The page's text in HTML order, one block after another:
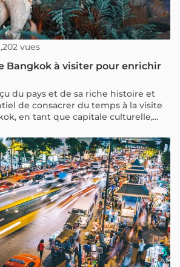
vues
Bangkok à visiter pour enrichir
du pays et de sa riche histoire et
de consacrer du temps à la visite
en tant que capitale culturelle,
musées qui reflètent tous les
cet article, nous avons sélectionné
les plus emblématiques de
aider à faire un choix éclairé. De
un lien Google Maps pour vous
votre visite en toute simplicité.